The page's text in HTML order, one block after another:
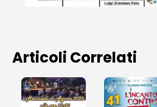
Articoli Correlati